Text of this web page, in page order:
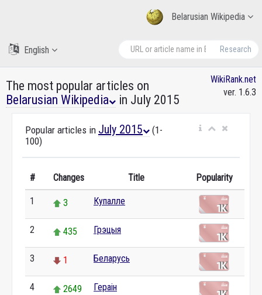
Belarusian Wikipedia
Research
English
The most popular articles on
Belarusian Wikipedia
in July 2015
WikiRank.net
ver. 1.6.3
Popular articles in July 2015
(1-
100)
# Changes Title Popularity
1 3 Купалле
2 435 Грэцыя
3 1 Беларусь
4 2649 Гераін